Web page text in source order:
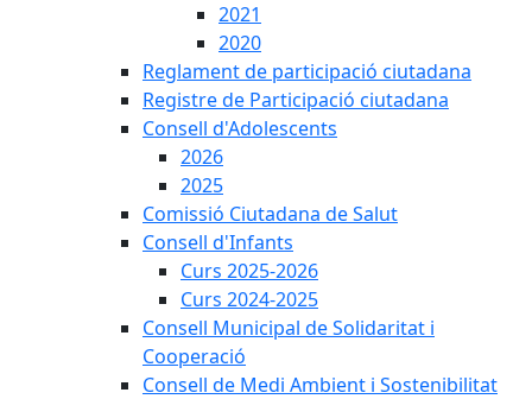
2021
2020
Reglament de participació ciutadana
Registre de Participació ciutadana
Consell d'Adolescents
2026
2025
Comissió Ciutadana de Salut
Consell d'Infants
Curs 2025-2026
Curs 2024-2025
Consell Municipal de Solidaritat i
Cooperació
Consell de Medi Ambient i Sostenibilitat